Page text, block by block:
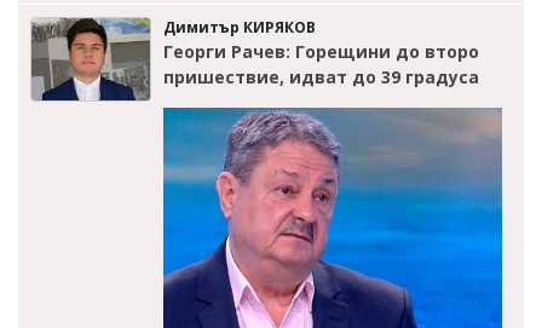
Димитър КИРЯКОВ
Георги Рачев: Горещини до второ
пришествие, идват до 39 градуса